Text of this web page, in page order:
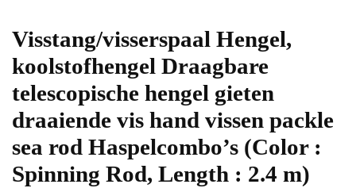
Visstang/visserspaal Hengel,
koolstofhengel Draagbare
telescopische hengel gieten
draaiende vis hand vissen packle
sea rod Haspelcombo’s (Color :
Spinning Rod, Length : 2.4 m)